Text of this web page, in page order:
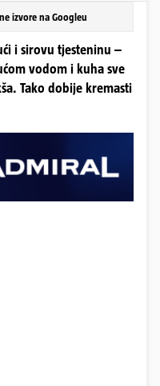
izvore na Googleu
i sirovu tjesteninu –
vodom i kuha sve
Tako dobije kremasti